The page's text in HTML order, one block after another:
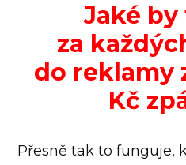
Jaké
za
do reklamy
Kč
Přesně tak to funguje,